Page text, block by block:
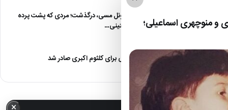
خورخه مسی، پدر لیونل مسی، درگذشت؛ مردی که پشت پرده
موفقیت ستاره آرژانتینی…
حکم ۱۰ فقره قصاص برای کلثوم اکبری صادر شد
منوچهری اسماعیلی؛